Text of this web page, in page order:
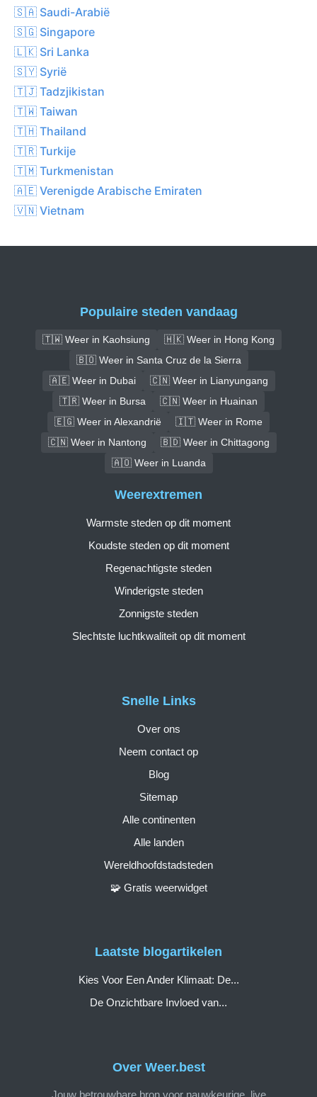
🇸🇦 Saudi-Arabië
🇸🇬 Singapore
🇱🇰 Sri Lanka
🇸🇾 Syrië
🇹🇯 Tadzjikistan
🇹🇼 Taiwan
🇹🇭 Thailand
🇹🇷 Turkije
🇹🇲 Turkmenistan
🇦🇪 Verenigde Arabische Emiraten
🇻🇳 Vietnam
Populaire steden vandaag
🇹🇼 Weer in Kaohsiung
🇭🇰 Weer in Hong Kong
🇧🇴 Weer in Santa Cruz de la Sierra
🇦🇪 Weer in Dubai
🇨🇳 Weer in Lianyungang
🇹🇷 Weer in Bursa
🇨🇳 Weer in Huainan
🇪🇬 Weer in Alexandrië
🇮🇹 Weer in Rome
🇨🇳 Weer in Nantong
🇧🇩 Weer in Chittagong
🇦🇴 Weer in Luanda
Over Weer.best
Snelle Links
Over ons
Neem contact op
Blog
Sitemap
Alle continenten
Alle landen
Wereldhoofdstadsteden
🧩 Gratis weerwidget
Weerextremen
Warmste steden op dit moment
Koudste steden op dit moment
Regenachtigste steden
Winderigste steden
Zonnigste steden
Slechtste luchtkwaliteit op dit moment
Laatste blogartikelen
Kies Voor Een Ander Klimaat: De...
De Onzichtbare Invloed van...